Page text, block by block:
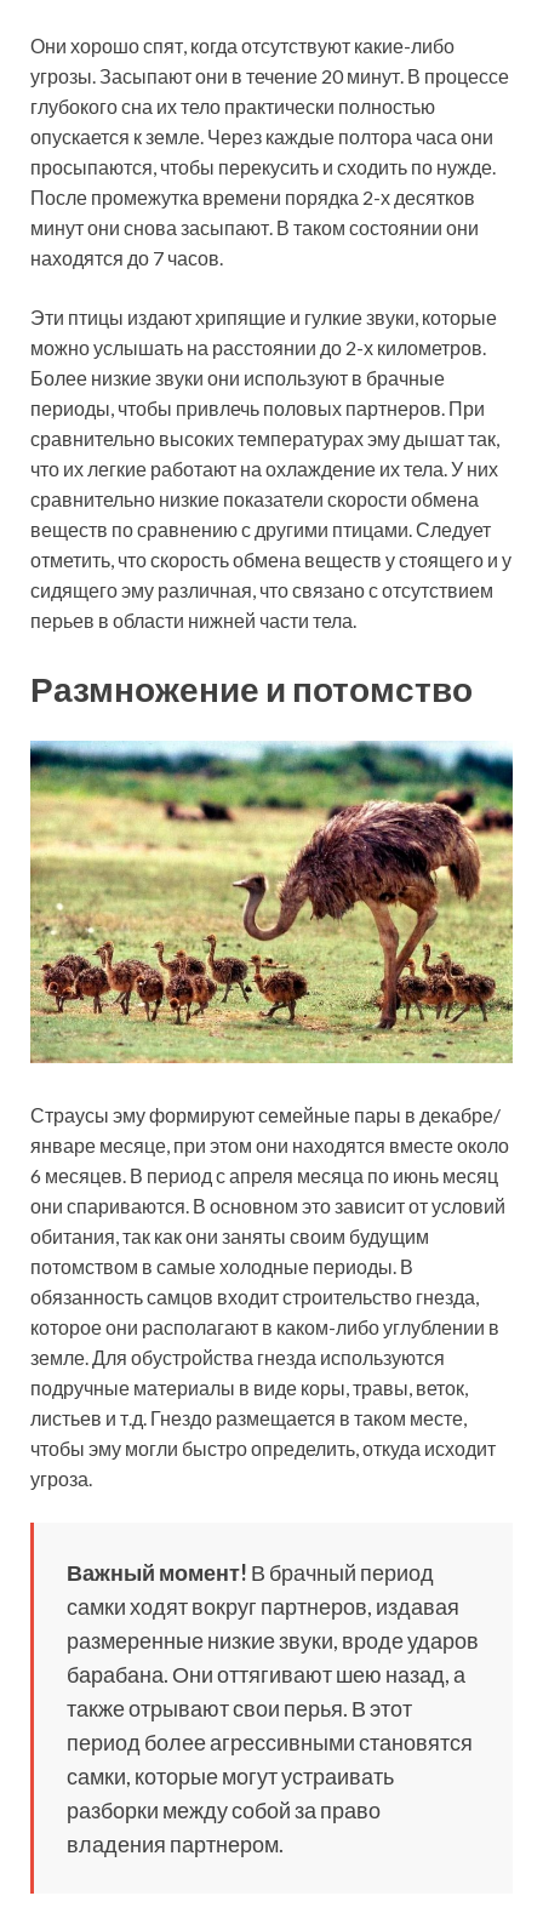
Они хорошо спят, когда отсутствуют какие-либо
угрозы. Засыпают они в течение 20 минут. В процессе
глубокого сна их тело практически полностью
опускается к земле. Через каждые полтора часа они
просыпаются, чтобы перекусить и сходить по нужде.
После промежутка времени порядка 2-х десятков
минут они снова засыпают. В таком состоянии они
находятся до 7 часов.
Эти птицы издают хрипящие и гулкие звуки, которые
можно услышать на расстоянии до 2-х километров.
Более низкие звуки они используют в брачные
периоды, чтобы привлечь половых партнеров. При
сравнительно высоких температурах эму дышат так,
что их легкие работают на охлаждение их тела. У них
сравнительно низкие показатели скорости обмена
веществ по сравнению с другими птицами. Следует
отметить, что скорость обмена веществ у стоящего и у
сидящего эму различная, что связано с отсутствием
перьев в области нижней части тела.
Размножение и потомство
Страусы эму формируют семейные пары в декабре/
январе месяце, при этом они находятся вместе около
6 месяцев. В период с апреля месяца по июнь месяц
они спариваются. В основном это зависит от условий
обитания, так как они заняты своим будущим
потомством в самые холодные периоды. В
обязанность самцов входит строительство гнезда,
которое они располагают в каком-либо углублении в
земле. Для обустройства гнезда используются
подручные материалы в виде коры, травы, веток,
листьев и т.д. Гнездо размещается в таком месте,
чтобы эму могли быстро определить, откуда исходит
угроза.
Важный момент! В брачный период
самки ходят вокруг партнеров, издавая
размеренные низкие звуки, вроде ударов
барабана. Они оттягивают шею назад, а
также отрывают свои перья. В этот
период более агрессивными становятся
самки, которые могут устраивать
разборки между собой за право
владения партнером.